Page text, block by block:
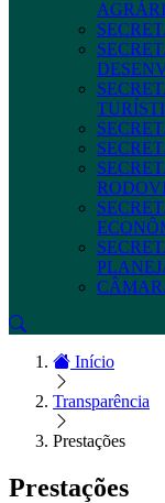
Início
Transparência
Prestações
Prestações